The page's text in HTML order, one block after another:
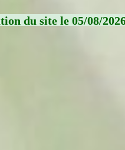
du site le 05/08/